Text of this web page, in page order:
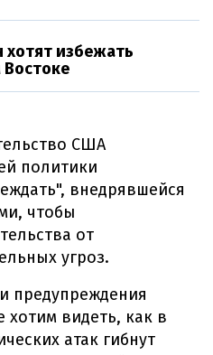
хотят избежать
США
политики
внедрявшейся
чтобы
от
угроз.
предупреждения
хотим видеть, как в
атак гибнут